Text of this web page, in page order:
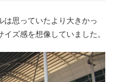
は思っていたより大きかっ
ズ感を想像していました。